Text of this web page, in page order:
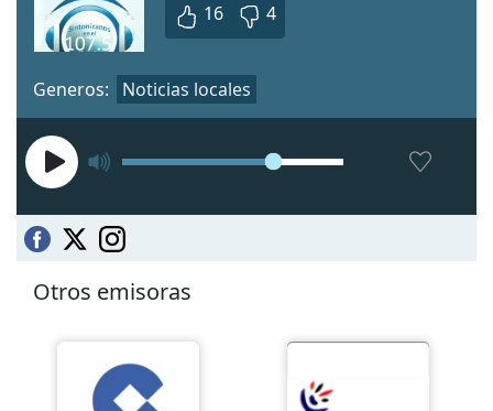
16 4
Generos: Noticias locales
Otros emisoras